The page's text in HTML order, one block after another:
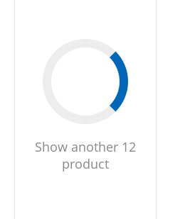
Show another 12
product